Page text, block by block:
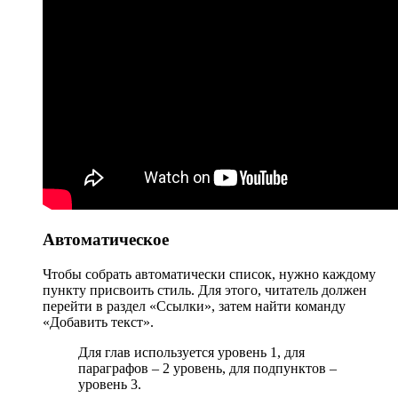
Автоматическое
Чтобы собрать автоматически список, нужно каждому
пункту присвоить стиль. Для этого, читатель должен
перейти в раздел «Ссылки», затем найти команду
«Добавить текст».
Для глав используется уровень 1, для
параграфов – 2 уровень, для подпунктов –
уровень 3.